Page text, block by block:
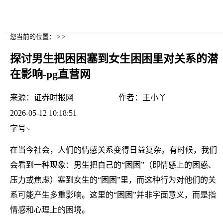
您当前的位置： > >
探讨男生把困困塞到女生困困里对关系的潜
在影响-pg直营网
来源： 证券时报网 作者：
王小丫
2026-05-12 10:18:51
字号
在当今社会，人们的情感关系变得日益复杂。有时候，我们
会看到一种现象：男生把自己的“困困”（即情感上的困惑、
压力或焦虑）塞到女生的“困困”里，而这种行为对他们的关
系可能产生多重影响。这里的“困困”并非字面意义，而是指
情感和心理上的困境。